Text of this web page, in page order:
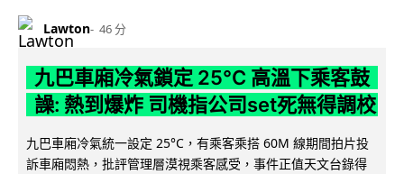
Lawton 46 分
九巴車廂冷氣鎖定 25°C 高溫下乘客鼓
譟: 熱到爆炸 司機指公司set死無得調校
九巴車廂冷氣統一設定 25°C，有乘客乘搭 60M 線期間拍片投
訴車廂悶熱，批評管理層漠視乘客感受，事件正值天文台錄得